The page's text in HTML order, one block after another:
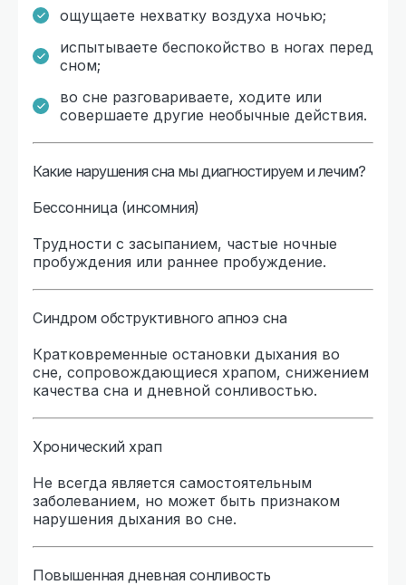
ощущаете нехватку воздуха ночью;
испытываете беспокойство в ногах перед
сном;
во сне разговариваете, ходите или
совершаете другие необычные действия.
Какие нарушения сна мы диагностируем и лечим?
Бессонница (инсомния)
Трудности с засыпанием, частые ночные
пробуждения или раннее пробуждение.
Синдром обструктивного апноэ сна
Кратковременные остановки дыхания во
сне, сопровождающиеся храпом, снижением
качества сна и дневной сонливостью.
Хронический храп
Не всегда является самостоятельным
заболеванием, но может быть признаком
нарушения дыхания во сне.
Повышенная дневная сонливость